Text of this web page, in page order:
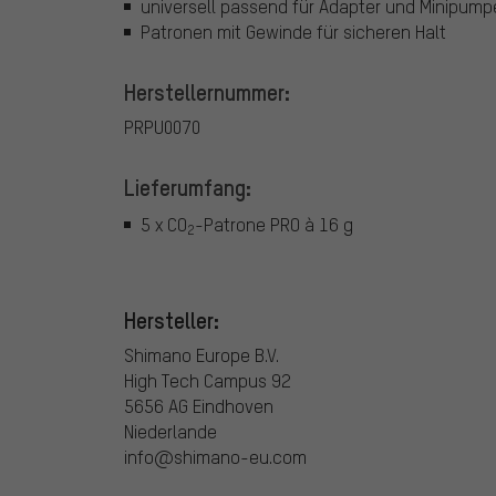
universell passend für Adapter und
Patronen mit Gewinde für sicheren Halt
Herstellernummer:
PRPU0070
Lieferumfang:
5 x CO2-Patrone PRO à 16 g
Hersteller:
Shimano Europe B.V.
High Tech Campus 92
5656 AG Eindhoven
Niederlande
info@shimano-eu.com